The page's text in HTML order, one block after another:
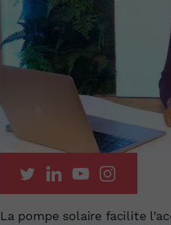
La pompe solaire facilite